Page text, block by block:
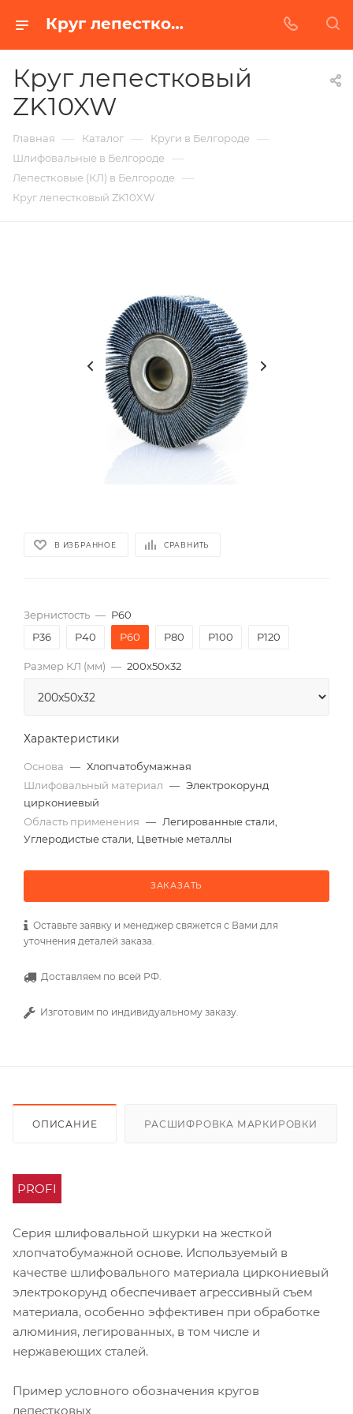
Круг лепестковый ZK10XW в Белгороде | Купить по недорогой цене от Абразивного Завода
Круг лепестковый
ZK10XW
Главная — Каталог — Круги в Белгороде —
Шлифовальные в Белгороде —
Лепестковые (КЛ) в Белгороде —
Круг лепестковый ZK10XW
В ИЗБРАННОЕ СРАВНИТЬ
Зернистость — P60
P36
P40 P60 P80 P100 P120
Размер КЛ (мм) — 200x50x32
Характеристики
Основа — Хлопчатобумажная
Шлифовальный материал — Электрокорунд
циркониевый
Область применения — Легированные стали,
Углеродистые стали, Цветные металлы
ЗАКАЗАТЬ
Оставьте заявку и менеджер свяжется с Вами для
уточнения деталей заказа.
Доставляем по всей РФ.
Изготовим по индивидуальному заказу.
ОПИСАНИЕ РАСШИФРОВКА МАРКИРОВКИ
PROFI
Серия шлифовальной шкурки на жесткой
хлопчатобумажной основе. Используемый в
качестве шлифовального материала циркониевый
электрокорунд обеспечивает агрессивный съем
материала, особенно эффективен при обработке
алюминия, легированных, в том числе и
нержавеющих сталей.
Пример условного обозначения кругов
лепестковых